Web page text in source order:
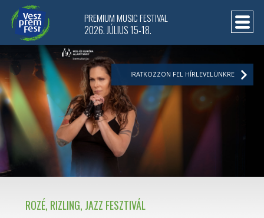
ROZÉ, RIZLING, JAZZ FESZTIVÁL
PREMIUM MUSIC FESTIVAL
2026. JÚLIUS 15-18.
IRATKOZZON FEL HÍRLEVELÜNKRE